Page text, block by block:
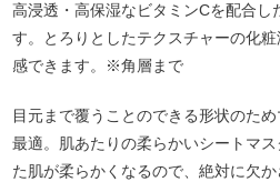
高浸透・高保湿なビタミンCを配合
す。とろりとしたテクスチャーの化
感できます。※角層まで
目元まで覆うことのできる形状のた
最適。肌あたりの柔らかいシートマ
た肌が柔らかくなるので、絶対に欠